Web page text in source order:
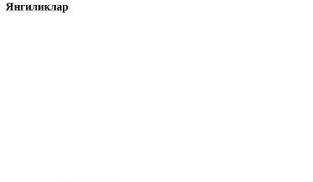
Янгиликлар